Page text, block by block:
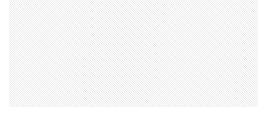
ยานยนต์
ขนส่ง
การงาน, อาชีพ
กิจกรรม
อบรมสัมมนา
เอเชีย